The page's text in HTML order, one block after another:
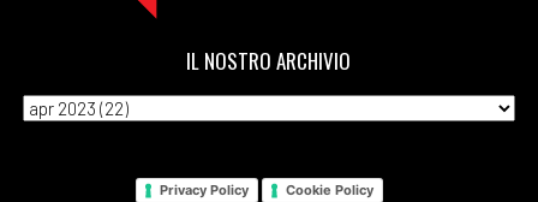
IL NOSTRO ARCHIVIO
Privacy Policy Cookie Policy